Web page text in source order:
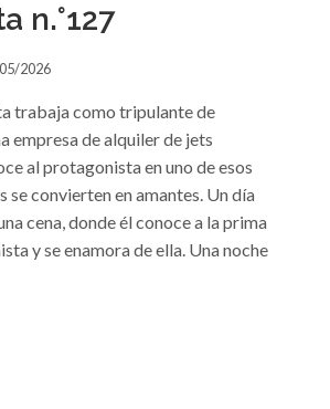
n.°127
2026
trabaja como tripulante de
empresa de alquiler de jets
al protagonista en uno de esos
se convierten en amantes. Un día
cena, donde él conoce a la prima
y se enamora de ella. Una noche